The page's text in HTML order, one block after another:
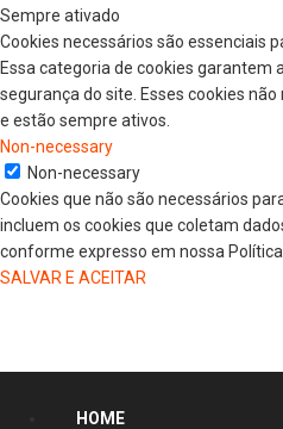
HOME
Sempre ativado
Cookies necessários são essenciais
Essa categoria de cookies garantem
segurança do site. Esses cookies
e estão sempre ativos.
Non-necessary
Non-necessary
Cookies que não são necessários
incluem os cookies que coletam
conforme expresso em nossa Política
SALVAR E ACEITAR